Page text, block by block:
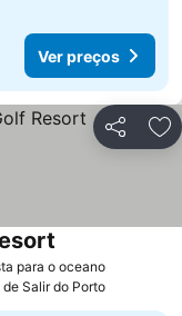
Ver preços
Partilhar
para o oceano
de Salir do Porto